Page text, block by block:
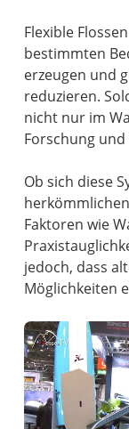
Flexible
bestimmten
erzeugen und
reduzieren.
nicht nur im
Forschung
Ob sich diese
Faktoren wie
jedoch, dass
Möglichkeiten